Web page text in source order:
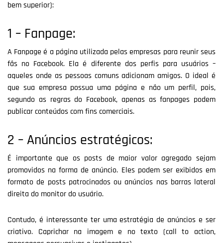
bem superior):
1 – Fanpage:
A Fanpage é a página utilizada pelas empresas para reunir seus
fãs no Facebook. Ela é diferente dos perfis para usuários –
aqueles onde as pessoas comuns adicionam amigos. O ideal é
que sua empresa possua uma página e não um perfil, pois,
segundo as regras do Facebook, apenas as fanpages podem
publicar conteúdos com fins comerciais.
2 – Anúncios estratégicos:
É importante que os posts de maior valor agregado sejam
promovidos na forma de anúncio. Eles podem ser exibidos em
formato de posts patrocinados ou anúncios nas barras lateral
direita do monitor do usuário.
Contudo, é interessante ter uma estratégia de anúncios e ser
criativo. Caprichar na imagem e no texto (call to action,